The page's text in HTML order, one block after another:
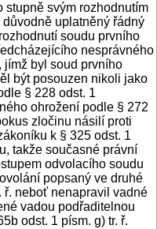
stupně svým rozhodnutím
uplatněný řádný
soudu prvního
nesprávného
jímž byl soud prvního
být posouzen nikoli jako
§ 228 odst. 1
ohrožení podle § 272
zločinu násilí proti
k § 325 odst. 1
takže současné právní
odvolacího soudu
popsaný ve druhé
ř. neboť nenapravil vadné
vadou podřaditelnou
odst. 1 písm. g) tr. ř.